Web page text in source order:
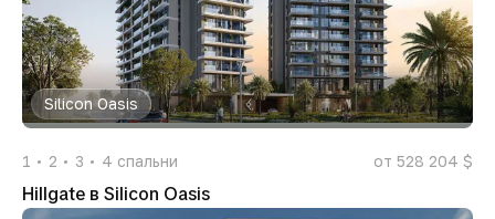
Silicon Oasis
1 2 3 4 спальни от 528 204 $
Hillgate в Silicon Oasis